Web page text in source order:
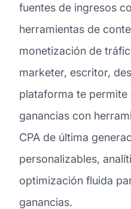
fuentes de ingresos
herramientas de
monetización de
marketer, escritor,
plataforma te
ganancias con
CPA de última
personalizables,
optimización fluida
ganancias.